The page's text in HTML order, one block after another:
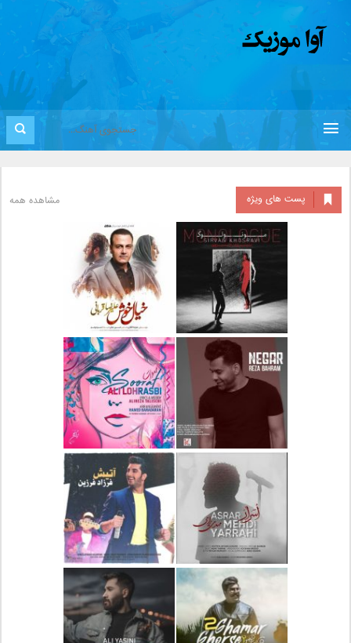
پست های ویژه مشاهده همه
دانلود آلبوم جدید سیروان
خسروی بنام مونولوگ
دانلود آهنگ جدید علیرضا
قربانی بنام خیال خوش
دانلود آهنگ جدید رضا
بهرام بنام نگار
دانلود آهنگ جدید علی
لهراسبی بنام صورت
دانلود آهنگ جدید مهدی
یراحی بنام اسرار
دانلود آهنگ جدید فرزاد
فرزین بنام آتیش